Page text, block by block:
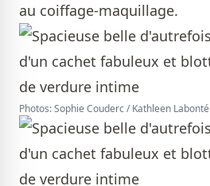
au coiffage-maquillage.
Photos: Sophie Couderc / Kathleen